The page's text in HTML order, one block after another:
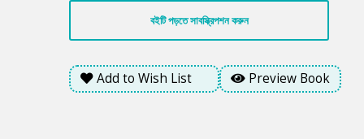
বইটি পড়তে সাবস্ক্রিপশন করুন
Add to Wish List Preview Book